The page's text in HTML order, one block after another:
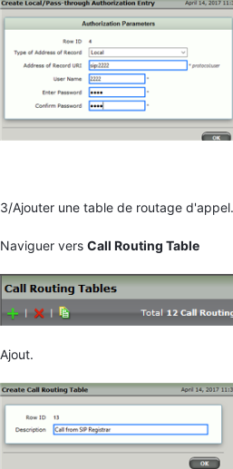
3/Ajouter une table de routage d'appel.
Naviguer vers Call Routing Table
Ajout.